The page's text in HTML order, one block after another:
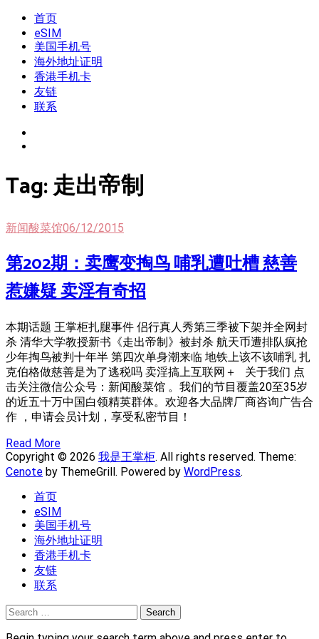
Skip
content
我是王掌柜
新闻酸菜馆|极客电台|自媒体联盟
首页
eSIM
美国手机号
海外地址证明
香港手机卡
友链
联系
Tag:走出帝制
新闻酸菜馆06/12/2015
第202期：卖鹰变掏鸟 哺乳遭吐槽 慈善
惹嫌疑 卖淫有奇招
本期话题 王掌柜扎腿事件 侣行真人秀第三季被下架并全网封
杀 清华大学教授新书《走出帝制》被封杀 航天币遭排队疯抢
少年掏鸟被判十年半 第四次单身潮来临 地铁上该不该哺乳 扎
克伯格做慈善是为了逃税吗 卖淫搞上互联网＋ 关于我们 点
击关注微信公众号：新闻酸菜馆 。我们的节目覆盖20至35岁
的近五十万中国白领精英群体。欢迎各大品牌厂商咨询广告合
作 ，申请会员计划，享受私密节目！
Read More
Copyright © 2026 我是王掌柜. All rights reserved. Theme:
Cenote by ThemeGrill. Powered by WordPress.
首页
eSIM
美国手机号
海外地址证明
香港手机卡
友链
联系
Search
for: